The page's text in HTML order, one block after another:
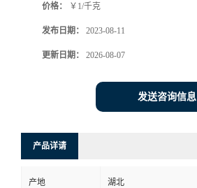
价格： ￥1/千克
发布日期： 2023-08-11
更新日期： 2026-08-07
发送咨询信息
产品详请
产地 湖北